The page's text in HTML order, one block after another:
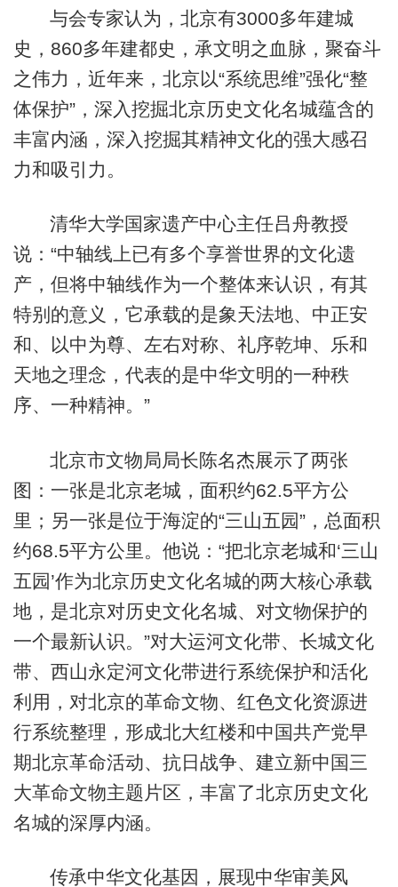
与会专家认为，北京有3000多年建城
史，860多年建都史，承文明之血脉，聚奋斗
之伟力，近年来，北京以“系统思维”强化“整
体保护”，深入挖掘北京历史文化名城蕴含的
丰富内涵，深入挖掘其精神文化的强大感召
力和吸引力。
清华大学国家遗产中心主任吕舟教授
说：“中轴线上已有多个享誉世界的文化遗
产，但将中轴线作为一个整体来认识，有其
特别的意义，它承载的是象天法地、中正安
和、以中为尊、左右对称、礼序乾坤、乐和
天地之理念，代表的是中华文明的一种秩
序、一种精神。”
北京市文物局局长陈名杰展示了两张
图：一张是北京老城，面积约62.5平方公
里；另一张是位于海淀的“三山五园”，总面积
约68.5平方公里。他说：“把北京老城和‘三山
五园’作为北京历史文化名城的两大核心承载
地，是北京对历史文化名城、对文物保护的
一个最新认识。”对大运河文化带、长城文化
带、西山永定河文化带进行系统保护和活化
利用，对北京的革命文物、红色文化资源进
行系统整理，形成北大红楼和中国共产党早
期北京革命活动、抗日战争、建立新中国三
大革命文物主题片区，丰富了北京历史文化
名城的深厚内涵。
传承中华文化基因，展现中华审美风